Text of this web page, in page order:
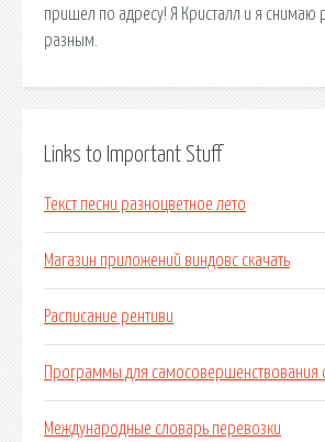
пришел по адресу! Я Кристалл и я снимаю
разным.
Links to Important Stuff
Текст песни разноцветное лето
Магазин приложений виндовс скачать
Расписание рентиви
Программы для самосовершенствования
Международные словарь перевозки